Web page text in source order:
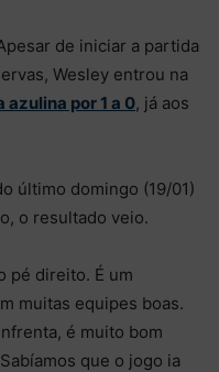
de iniciar a partida
Wesley entrou na
azulina por 1 a 0, já aos
último domingo (19/01)
o resultado veio.
pé direito. É um
muitas equipes boas.
é muito bom
que o jogo ia